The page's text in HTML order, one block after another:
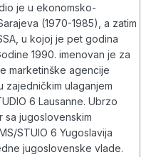
je u ekonomsko-
(1970-1985), a zatim
u kojoj je pet godina
1990. imenovan je za
marketinške agencije
zajedničkim ulaganjem
6 Lausanne. Ubrzo
sa jugoslovenskim
STUIO 6 Yugoslavija
jugoslovenske vlade.